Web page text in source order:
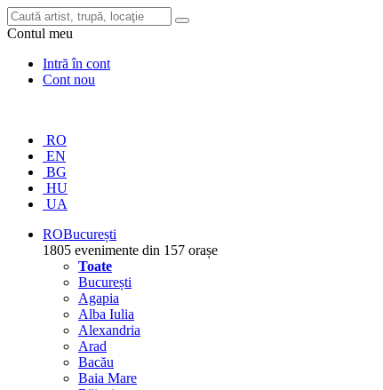
Contul meu
Intră în cont
Cont nou
RO
EN
BG
HU
UA
ROBucurești
1805 evenimente din 157 orașe
Toate
București
Agapia
Alba Iulia
Alexandria
Arad
Bacău
Baia Mare